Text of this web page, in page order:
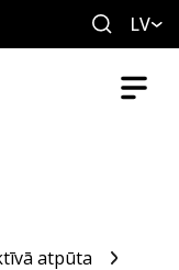
LV
atpūta